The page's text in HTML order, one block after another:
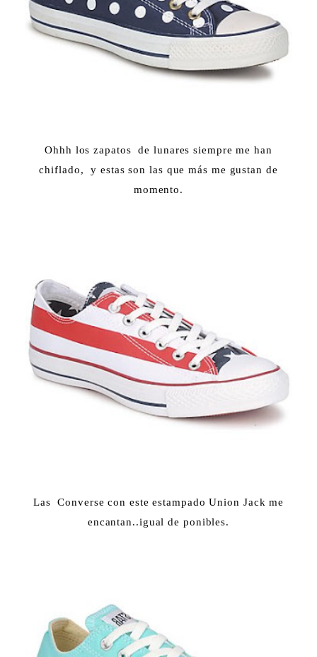
Ohhh los zapatos de lunares siempre me han
chiflado, y estas son las que más me gustan de
momento.
Las Converse con este estampado Union Jack me
encantan..igual de ponibles.